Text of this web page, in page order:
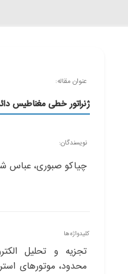
عنوان مقاله:
ژنراتور خطی مغناطیس
نویسندگان:
چیاکو صبوری، عباس
کلیدواژه‌ها
تجزیه و تحلیل
محدود، موتورهای